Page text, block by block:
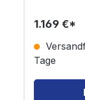
haben, auch
ermöglicht
Tafel zu
Gut für
erkunden und
von 46 km/h
sportlicher
1.169 €*
Tage